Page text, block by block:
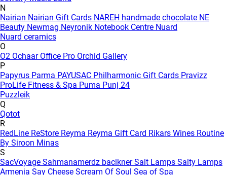
N
Nairian Nairian Gift Cards NAREH handmade chocolate NE
Beauty Newmag Neyronik Notebook Centre Nuard
Nuard ceramics
O
O2 Ochaar Office Pro Orchid Gallery
P
Papyrus Parma PAYUSAC Philharmonic Gift Cards Pravizz
ProLife Fitness & Spa Puma Punj 24
Puzzleik
Q
Qotot
R
RedLine ReStore Reyma Reyma Gift Card Rikars Wines Routine
By Siroon Minas
S
SacVoyage Sahmanamerdz baciknerSalt Lamps Salty Lamps
Armenia Say Cheese Scream Of Soul Sea of Spa